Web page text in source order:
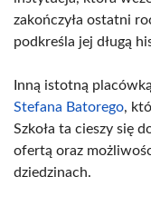
zakończyła ostatni
podkreśla jej długą
Inną istotną
Stefana Batorego,
Szkoła ta cieszy się
ofertą oraz
dziedzinach.